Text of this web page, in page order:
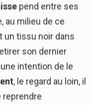
pend entre ses
au milieu de ce
un tissu noir dans
son dernier
intention de le
, le regard au loin, il
reprendre